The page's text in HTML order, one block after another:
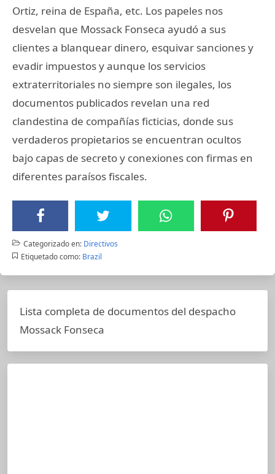
Ortiz, reina de España, etc. Los papeles nos
desvelan que Mossack Fonseca ayudó a sus
clientes a blanquear dinero, esquivar sanciones y
evadir impuestos y aunque los servicios
extraterritoriales no siempre son ilegales, los
documentos publicados revelan una red
clandestina de compañías ficticias, donde sus
verdaderos propietarios se encuentran ocultos
bajo capas de secreto y conexiones con firmas en
diferentes paraísos fiscales.
Categorizado en: Directivos
Etiquetado como: Brazil
Lista completa de documentos del despacho
Mossack Fonseca